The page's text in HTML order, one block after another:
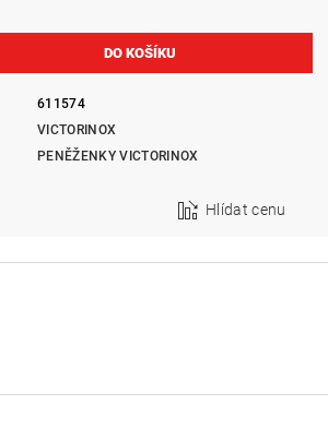
611574
VICTORINOX
PENĚŽENKY VICTORINOX
Hlídat cenu